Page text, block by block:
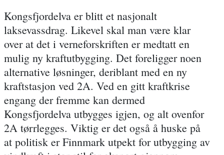
Kongsfjordelva er blitt et nasjonalt
laksevassdrag. Likevel skal man være klar
over at det i verneforskriften er medtatt en
mulig ny kraftutbygging. Det foreligger noen
alternative løsninger, deriblant med en ny
kraftstasjon ved 2A. Ved en gitt kraftkrise
engang der fremme kan dermed
Kongsfjordelva utbygges igjen, og alt ovenfor
2A tørrlegges. Viktig er det også å huske på
at politisk er Finnmark utpekt for utbygging av